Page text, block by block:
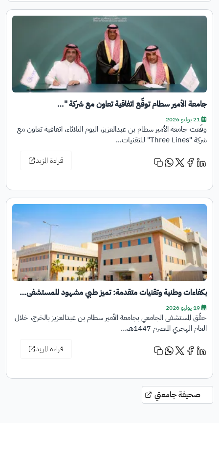
جامعة الأمير سطام توقّع اتفاقية تعاون مع شركة "…
21 يوليو 2026
وقّعت جامعة الأمير سطام بن عبدالعزيز، اليوم الثلاثاء، اتفاقية تعاون مع
شركة "Three Lines" للتقنيات…
قراءة المزيد
بكفاءات وطنية وتقنيات متقدمة: تميز طبي مشهود للمستشفى…
19 يوليو 2026
حقّق المستشفى الجامعي بجامعة الأمير سطام بن عبدالعزيز بالخرج، خلال
العام الهجري المنصرم 1447هـ،…
قراءة المزيد
صحيفة جامعتي